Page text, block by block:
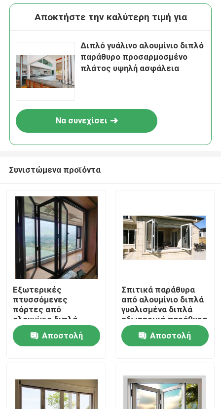
Σπίτι
βίντεο
Αποκτήστε την καλύτερη τιμή για
Διπλό γυάλινο αλουμίνιο διπλό
παράθυρο προσαρμοσμένο
πλάτος υψηλή ασφάλεια
Να συνεχίσει
Συνιστώμενα προϊόντα
Εξωτερικές
πτυσσόμενες
πόρτες από
αλουμίνιο διπλά
γυαλί ηχομόνωση
διπλά πόρτες για
κατάστημα
Αποστολή
Σπιτικά παράθυρα
από αλουμίνιο διπλά
γυαλισμένα διπλά
εξωτερικά παράθυρα
Αποστολή